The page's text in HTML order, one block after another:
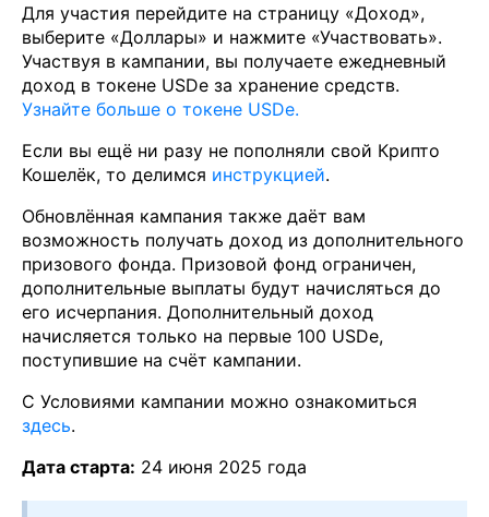
Для участия перейдите на страницу «Доход»,
выберите «Доллары» и нажмите «Участвовать».
Участвуя в кампании, вы получаете ежедневный
доход в токене USDe за хранение средств.
Узнайте больше о токене USDe.
Если вы ещё ни разу не пополняли свой Крипто
Кошелёк, то делимся инструкцией.
Обновлённая кампания также даёт вам
возможность получать доход из дополнительного
призового фонда. Призовой фонд ограничен,
дополнительные выплаты будут начисляться до
его исчерпания. Дополнительный доход
начисляется только на первые 100 USDе,
поступившие на счёт кампании.
С Условиями кампании можно ознакомиться
здесь.
Дата старта: 24 июня 2025 года